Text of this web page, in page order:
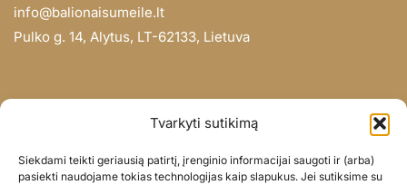
Tvarkyti sutikimą
Siekdami teikti geriausią patirtį, įrenginio informacijai saugoti ir (arba)
pasiekti naudojame tokias technologijas kaip slapukus. Jei sutiksime su
info@balionaisumeile.lt
Pulko g. 14, Alytus, LT-62133, Lietuva
Didmena